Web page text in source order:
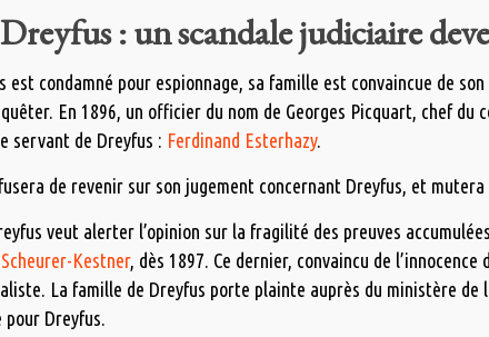
: un scandale judiciaire
est condamné pour espionnage, sa famille est convaincue de
En 1896, un officier du nom de Georges Picquart, chef
servant de Dreyfus : Ferdinand Esterhazy.
de revenir sur son jugement concernant Dreyfus, et
veut alerter l’opinion sur la fragilité des preuves
Kestner, dès 1897. Ce dernier, convaincu de
La famille de Dreyfus porte plainte auprès du ministère de
Dreyfus.